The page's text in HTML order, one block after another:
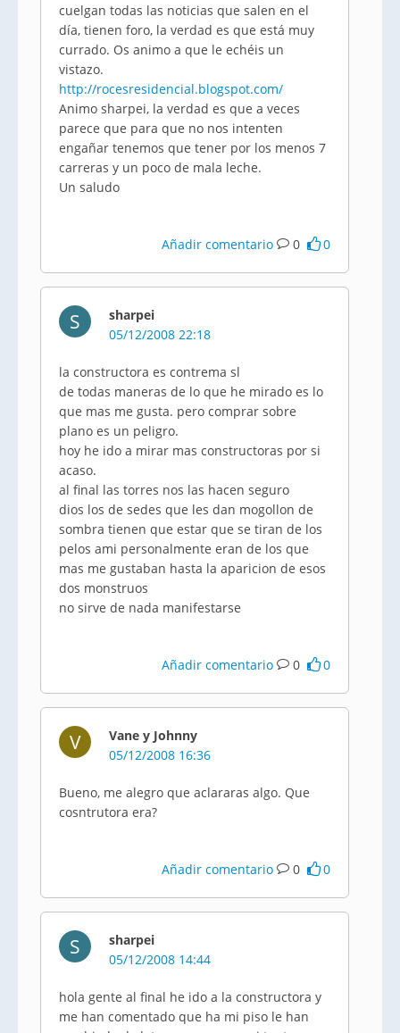
cuelgan todas las noticias que salen en el
día, tienen foro, la verdad es que está muy
currado. Os animo a que le echéis un
vistazo.
http://rocesresidencial.blogspot.com/
Animo sharpei, la verdad es que a veces
parece que para que no nos intenten
engañar tenemos que tener por los menos 7
carreras y un poco de mala leche.
Un saludo
Añadir comentario 0 0
S
sharpei
05/12/2008 22:18
la constructora es contrema sl
de todas maneras de lo que he mirado es lo
que mas me gusta. pero comprar sobre
plano es un peligro.
hoy he ido a mirar mas constructoras por si
acaso.
al final las torres nos las hacen seguro
dios los de sedes que les dan mogollon de
sombra tienen que estar que se tiran de los
pelos ami personalmente eran de los que
mas me gustaban hasta la aparicion de esos
dos monstruos
no sirve de nada manifestarse
Añadir comentario 0 0
V
Vane y Johnny
05/12/2008 16:36
Bueno, me alegro que aclararas algo. Que
cosntrutora era?
Añadir comentario 0 0
S
sharpei
05/12/2008 14:44
hola gente al final he ido a la constructora y
me han comentado que ha mi piso le han